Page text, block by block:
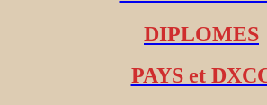
DIPLOMES
PAYS et